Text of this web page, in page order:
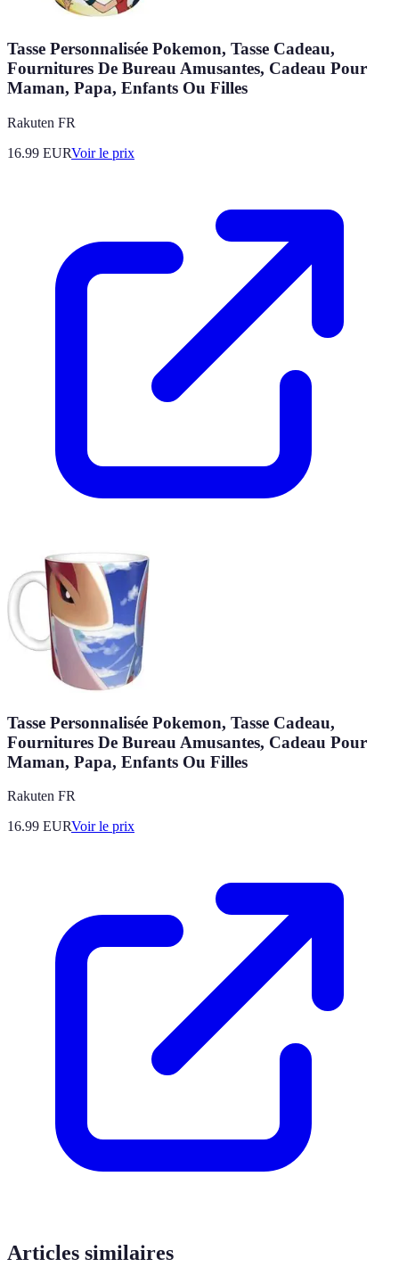
Tasse Personnalisée Pokemon, Tasse Cadeau,
Fournitures De Bureau Amusantes, Cadeau Pour
Maman, Papa, Enfants Ou Filles
Rakuten FR
16.99 EURVoir le prix
Tasse Personnalisée Pokemon, Tasse Cadeau,
Fournitures De Bureau Amusantes, Cadeau Pour
Maman, Papa, Enfants Ou Filles
Rakuten FR
16.99 EURVoir le prix
Articles similaires